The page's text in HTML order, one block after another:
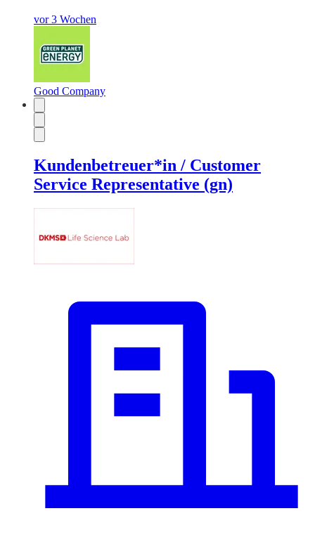
vor 3 Wochen
Good Company
Kundenbetreuer*in / Customer
Service Representative (gn)